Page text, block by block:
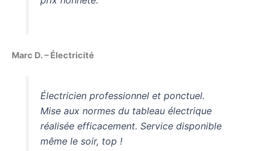
Marc D. – Électricité
Électricien professionnel et ponctuel.
Mise aux normes du tableau électrique
réalisée efficacement. Service disponible
même le soir, top !